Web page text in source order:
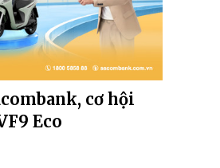
cơ hội
Eco